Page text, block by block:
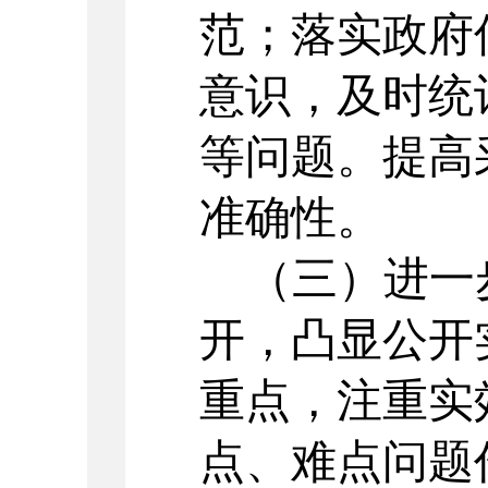
范；落实政
意识，及时
等问题。提
准确性。
（三）进
开，凸显公开
重点，注重
点、难点问